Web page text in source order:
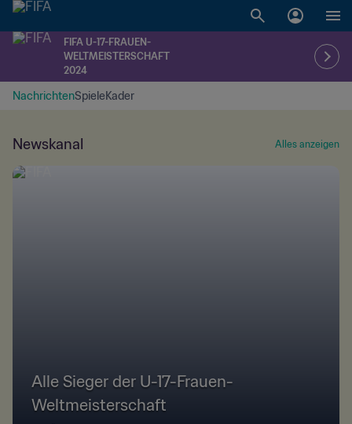
FIFA U-17-FRAUEN-
WELTMEISTERSCHAFT
2024
NachrichtenSpieleKader
Newskanal Alles anzeigen
Alle Sieger der U-17-Frauen-
Weltmeisterschaft